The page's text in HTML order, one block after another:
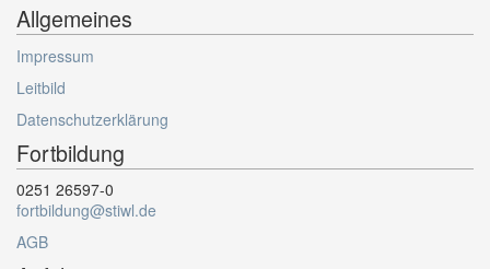
Allgemeines
Impressum
Leitbild
Datenschutzerklärung
Fortbildung
0251 26597-0
fortbildung@stiwl.de
AGB